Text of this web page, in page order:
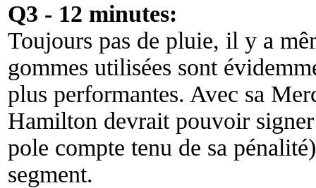
Q3 - 12 minutes:
Toujours pas de pluie, il y a
gommes utilisées sont
plus performantes. Avec sa
Hamilton devrait pouvoir
pole compte tenu de sa
segment.